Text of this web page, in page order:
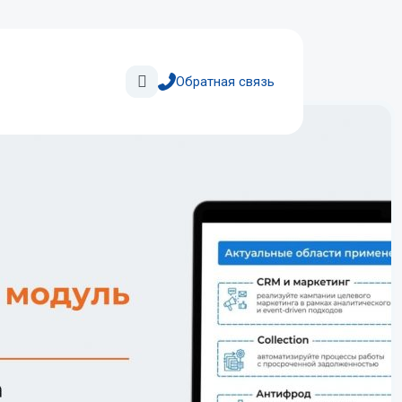
Кредитные конвейеры
Управление продажами
Оптимизация стратегий
на основе анализа данных
ПоискОбратная связь